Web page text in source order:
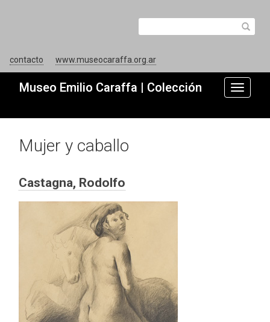
contacto www.museocaraffa.org.ar
Toggle
Museo Emilio Caraffa | Colección
Mujer y caballo
Castagna, Rodolfo